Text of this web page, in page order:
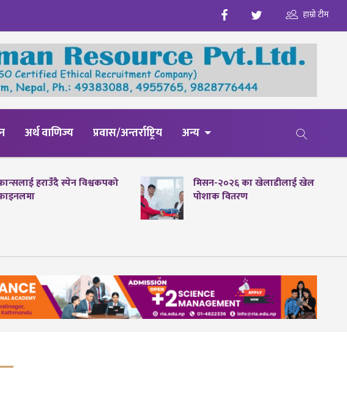
हाम्रो टीम
अर्थ वाणिज्य प्रवास/अन्तर्राष्ट्रिय अन्य
हराउँदै स्पेन विश्वकपको
मिसन-२०२६ का खेलाडीलाई खेल
पोशाक वितरण